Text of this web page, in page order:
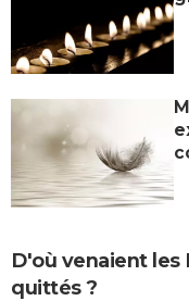
D'où venaient les
quittés ?